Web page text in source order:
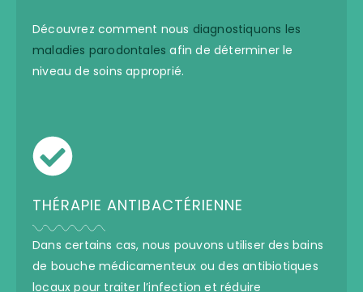
Découvrez comment nous diagnostiquons les
maladies parodontales afin de déterminer le
niveau de soins approprié.
THÉRAPIE ANTIBACTÉRIENNE
Dans certains cas, nous pouvons utiliser des bains
de bouche médicamenteux ou des antibiotiques
locaux pour traiter l’infection et réduire